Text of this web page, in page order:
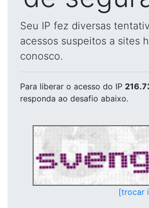
Seu IP fez diversas
acessos suspeitos a sites
conosco.
Para liberar o acesso do IP
responda ao desafio abaixo.
[trocar